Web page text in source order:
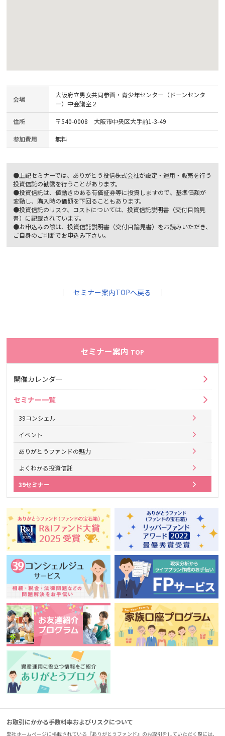
会場
大阪府立男女共同参画・青少年センター（ドーンセンタ
ー）中会議室２
住所 〒540-0008 大阪市中央区大手前1-3-49
参加費用 無料
●上記セミナーでは、ありがとう投信株式会社が設定・運用・販売を行う
投資信託の勧誘を行うことがあります。
●投資信託は、値動きのある有価証券等に投資しますので、基準価額が
変動し、購入時の価額を下回ることもあります。
●投資信託のリスク、コストについては、投資信託説明書（交付目論見
書）に記載されています。
●お申込みの際は、投資信託説明書（交付目論見書）をお読みいただき、
ご自身のご判断でお申込み下さい。
｜セミナー案内TOPへ戻る ｜
セミナー案内 TOP
開催カレンダー
セミナー一覧
39コンシェル
イベント
ありがとうファンドの魅力
よくわかる投資信託
39セミナー
お取引にかかる手数料率およびリスクについて
弊社ホームページに掲載されている『ありがとうファンド』のお取引をしていただく際には、